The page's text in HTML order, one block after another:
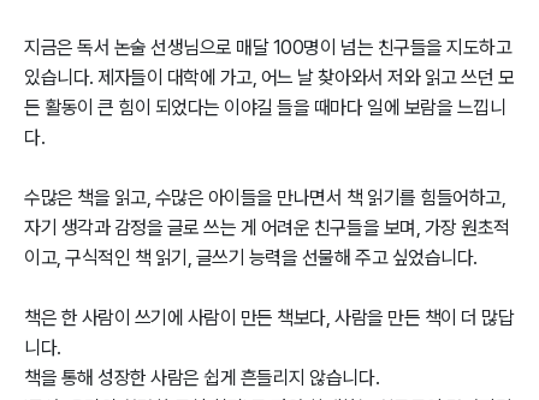
지금은 독서 논술 선생님으로 매달 100명이 넘는 친구들을 지도하고
있습니다. 제자들이 대학에 가고, 어느 날 찾아와서 저와 읽고 쓰던 모
든 활동이 큰 힘이 되었다는 이야길 들을 때마다 일에 보람을 느낍니
다.
수많은 책을 읽고, 수많은 아이들을 만나면서 책 읽기를 힘들어하고,
자기 생각과 감정을 글로 쓰는 게 어려운 친구들을 보며, 가장 원초적
이고, 구식적인 책 읽기, 글쓰기 능력을 선물해 주고 싶었습니다.
책은 한 사람이 쓰기에 사람이 만든 책보다, 사람을 만든 책이 더 많답
니다.
책을 통해 성장한 사람은 쉽게 흔들리지 않습니다.